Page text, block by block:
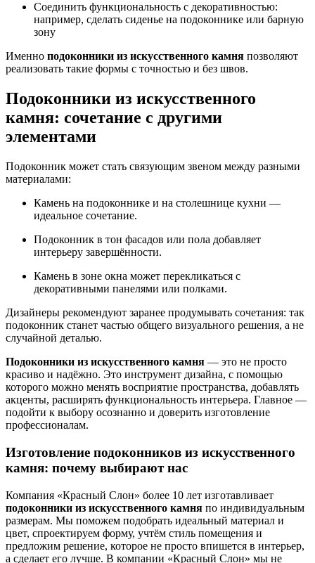
Соединить функциональность с декоративностью:
например, сделать сиденье на подоконнике или барную
зону
Именно подоконники из искусственного камня позволяют
реализовать такие формы с точностью и без швов.
Подоконники из искусственного
камня: сочетание с другими
элементами
Подоконник может стать связующим звеном между разными
материалами:
Камень на подоконнике и на столешнице кухни —
идеальное сочетание.
Подоконник в тон фасадов или пола добавляет
интерьеру завершённости.
Камень в зоне окна может перекликаться с
декоративными панелями или полками.
Дизайнеры рекомендуют заранее продумывать сочетания: так
подоконник станет частью общего визуального решения, а не
случайной деталью.
Подоконники из искусственного камня — это не просто
красиво и надёжно. Это инструмент дизайна, с помощью
которого можно менять восприятие пространства, добавлять
акценты, расширять функциональность интерьера. Главное —
подойти к выбору осознанно и доверить изготовление
профессионалам.
Изготовление подоконников из искусственного
камня: почему выбирают нас
Компания «Красный Слон» более 10 лет изготавливает
подоконники из искусственного камня по индивидуальным
размерам. Мы поможем подобрать идеальный материал и
цвет, спроектируем форму, учтём стиль помещения и
предложим решение, которое не просто впишется в интерьер,
а сделает его лучше. В компании «Красный Слон» мы не